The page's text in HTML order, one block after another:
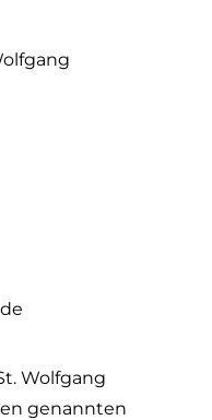
Wolfgang
genannten